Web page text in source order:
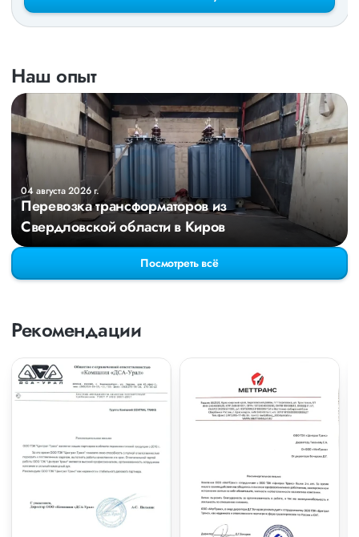
Наш опыт
04 августа 2026 г.
Перевозка трансформаторов из
Свердловской области в Киров
Посмотреть всё
Рекомендации